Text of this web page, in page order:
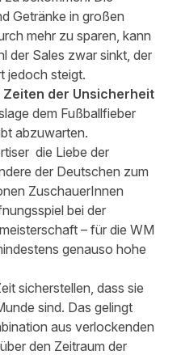
Getränke in großen
mehr zu sparen, kann
der Sales zwar sinkt, der
jedoch steigt.
der Unsicherheit
dem Fußballfieber
abzuwarten.
die Liebe der
der Deutschen zum
ZuschauerInnen
bei der
– für die WM
genauso hohe
sicherstellen, dass sie
sind. Das gelingt
aus verlockenden
den Zeitraum der